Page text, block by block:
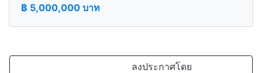
฿ 5,000,000 บาท
ลงประกาศโดย